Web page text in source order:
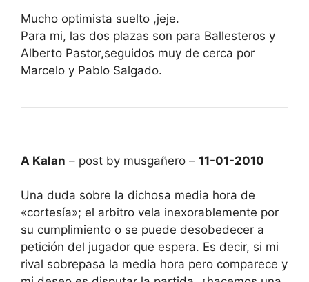
Mucho optimista suelto ,jeje.
Para mi, las dos plazas son para Ballesteros y
Alberto Pastor,seguidos muy de cerca por
Marcelo y Pablo Salgado.
A Kalan – post by musgañero – 11-01-2010
Una duda sobre la dichosa media hora de
«cortesía»; el arbitro vela inexorablemente por
su cumplimiento o se puede desobedecer a
petición del jugador que espera. Es decir, si mi
rival sobrepasa la media hora pero comparece y